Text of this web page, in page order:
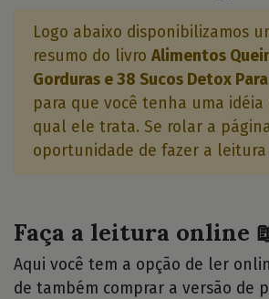
Logo abaixo disponibilizamos
resumo do livro Alimentos
Gorduras e 38 Sucos Detox
para que você tenha uma idéia
qual ele trata. Se rolar a
oportunidade de fazer a
Faça a leitura online
Aqui você tem a opção de ler
de também comprar a versão de